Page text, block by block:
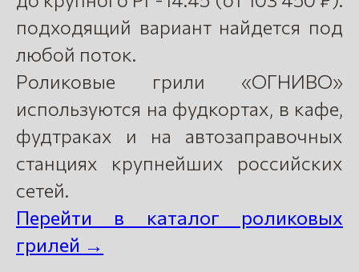
подходящий вариант найдется под
любой поток.
Роликовые грили «ОГНИВО»
используются на фудкортах, в кафе,
фудтраках и на автозаправочных
станциях крупнейших российских
сетей.
Перейти в каталог роликовых
грилей →